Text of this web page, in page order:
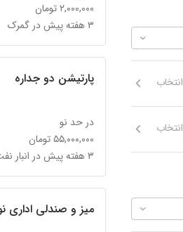
انتخاب
انتخاب
۲,۰۰۰,۰۰۰ تومان
۳ هفته پیش در گمرک
پارتیشن دو جداره
در حد نو
۵۵,۰۰۰,۰۰۰ تومان
۳ هفته پیش در انبار نفت
میز و صندلی اداری